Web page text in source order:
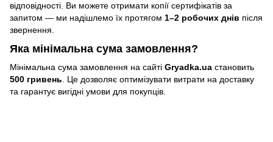
відповідності. Ви можете отримати копії сертифікатів за
запитом — ми надішлемо їх протягом 1–2 робочих днів після
звернення.
Яка мінімальна сума замовлення?
Мінімальна сума замовлення на сайті Gryadka.ua становить
500 гривень . Це дозволяє оптимізувати витрати на доставку
та гарантує вигідні умови для покупців.